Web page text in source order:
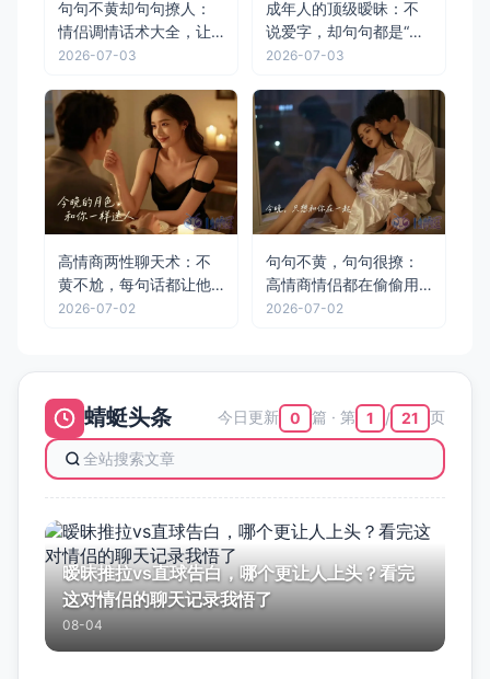
句句不黄却句句撩人：
情侣调情话术大全，让
TA心跳加速
2026-07-03
成年人的顶级暧昧：不
说爱字，却句句都是“非
你不可”
2026-07-03
高情商两性聊天术：不
黄不尬，每句话都让他
想扑倒你
2026-07-02
句句不黄，句句很撩：
高情商情侣都在偷偷用
的调情话术，拿去直接
2026-07-02
蜻蜓头条 今日更新 0 篇 · 第 1 / 21 页
暧昧推拉vs直球告白，哪个更让人上头？看完
这对情侣的聊天记录我悟了
08-04